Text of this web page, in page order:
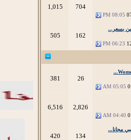
08:05 PM
704
1,015
بسعر...
06:23 PM
162
505
05:05 AM
26
381
04:40 AM
2,826
6,516
134
420